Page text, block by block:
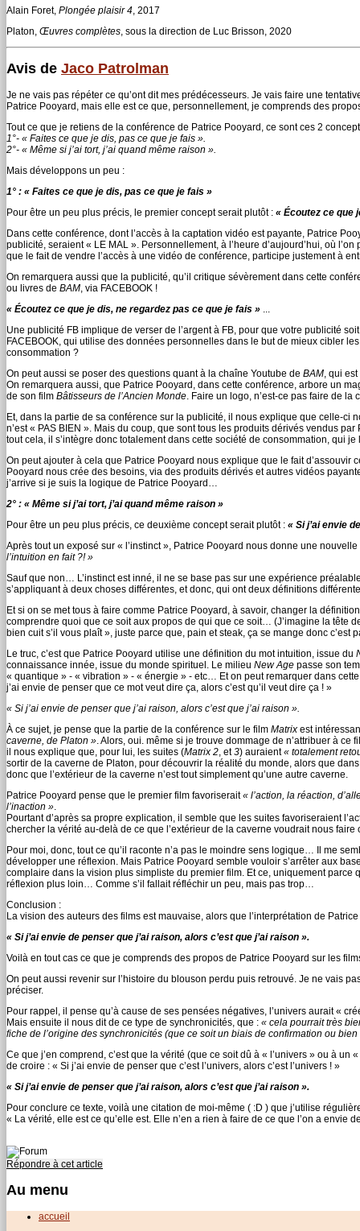
Alain Foret, Plongée plaisir 4, 2017
Platon, Œuvres complètes, sous la direction de Luc Brisson, 2020
Avis de Jaco Patrolman
Je ne vais pas répéter ce qu’ont dit mes prédécesseurs. Je vais faire une
Patrice Pooyard, mais elle est ce que, personnellement, je comprends des
Tout ce que je retiens de la conférence de Patrice Pooyard, ce sont ces 2
1°- « Faites ce que je dis, pas ce que je fais ».
2°- « Même si j’ai tort, j’ai quand même raison ».
Mais développons un peu :
1° : « Faites ce que je dis, pas ce que je fais »
Pour être un peu plus précis, le premier concept serait plutôt : « Écoutez ce que
Dans cette conférence, dont l’accès à la captation vidéo est payante, Patrice
publicité, seraient « LE MAL ». Personnellement, à l’heure d’aujourd’hui, où
que le fait de vendre l’accès à une vidéo de conférence, participe justement à
On remarquera aussi que la publicité, qu’il critique sévèrement dans cette
ou livres de BAM, via FACEBOOK !
« Écoutez ce que je dis, ne regardez pas ce que je fais » ...
Une publicité FB implique de verser de l’argent à FB, pour que votre publicité
FACEBOOK, qui utilise des données personnelles dans le but de mieux cibler
consommation ?
On peut aussi se poser des questions quant à la chaîne Youtube de BAM, qui
On remarquera aussi, que Patrice Pooyard, dans cette conférence, arbore un
de son film Bâtisseurs de l’Ancien Monde. Faire un logo, n’est-ce pas faire de la
Et, dans la partie de sa conférence sur la publicité, il nous explique que celle-ci
n’est « PAS BIEN ». Mais du coup, que sont tous les produits dérivés vendus
tout cela, il s’intègre donc totalement dans cette société de consommation, qui
On peut ajouter à cela que Patrice Pooyard nous explique que le fait
Pooyard nous crée des besoins, via des produits dérivés et autres vidéos
j’arrive si je suis la logique de Patrice Pooyard…
2° : « Même si j’ai tort, j’ai quand même raison »
Pour être un peu plus précis, ce deuxième concept serait plutôt : « Si j’ai envie
Après tout un exposé sur « l’instinct », Patrice Pooyard nous donne une
l’intuition en fait ?! »
Sauf que non… L’instinct est inné, il ne se base pas sur une expérience
s’appliquant à deux choses différentes, et donc, qui ont deux définitions
Et si on se met tous à faire comme Patrice Pooyard, à savoir, changer la
comprendre quoi que ce soit aux propos de qui que ce soit… (J’imagine la tête
bien cuit s’il vous plaît », juste parce que, pain et steak, ça se mange donc c’est
Le truc, c’est que Patrice Pooyard utilise une définition du mot intuition, issue du
connaissance innée, issue du monde spirituel. Le milieu New Age passe son
« quantique » - « vibration » - « énergie » - etc… Et on peut remarquer dans
j’ai envie de penser que ce mot veut dire ça, alors c’est qu’il veut dire ça ! »
« Si j’ai envie de penser que j’ai raison, alors c’est que j’ai raison ».
À ce sujet, je pense que la partie de la conférence sur le film Matrix est
caverne, de Platon ». Alors, oui. même si je trouve dommage de n’attribuer à ce
il nous explique que, pour lui, les suites (Matrix 2, et3) auraient« totalement
sortir de la caverne de Platon, pour découvrir la réalité du monde, alors que
donc que l’extérieur de la caverne n’est tout simplement qu’une autre caverne.
Patrice Pooyard pense que le premier film favoriserait« l’action, la réaction,
l’inaction ».
Pourtant d’après sa propre explication, il semble que les suites favoriseraient
chercher la vérité au-delà de ce que l’extérieur de la caverne voudrait nous faire
Pour moi, donc, tout ce qu’il raconte n’a pas le moindre sens logique… Il me
développer une réflexion. Mais Patrice Pooyard semble vouloir s’arrêter aux
complaire dans la vision plus simpliste du premier film. Et ce, uniquement
réflexion plus loin… Comme s’il fallait réfléchir un peu, mais pas trop…
Conclusion :
La vision des auteurs des films est mauvaise, alors que l’interprétation de
« Si j’ai envie de penser que j’ai raison, alors c’est que j’ai raison ».
Voilà en tout cas ce que je comprends des propos de Patrice Pooyard sur les
On peut aussi revenir sur l’histoire du blouson perdu puis retrouvé. Je ne vais
préciser.
Pour rappel, il pense qu’à cause de ses pensées négatives, l’univers aurait «
Mais ensuite il nous dit de ce type de synchronicités, que : « cela pourrait très
fiche de l’origine des synchronicités (que ce soit un biais de confirmation ou
Ce que j’en comprend, c’est que la vérité (que ce soit dû à « l’univers » ou à
de croire : « Si j’ai envie de penser que c’est l’univers, alors c’est l’univers ! »
« Si j’ai envie de penser que j’ai raison, alors c’est que j’ai raison ».
Pour conclure ce texte, voilà une citation de moi-même ( :D ) que j’utilise
« La vérité, elle est ce qu’elle est. Elle n’en a rien à faire de ce que l’on a envie
Répondre à cet article
Au menu
accueil